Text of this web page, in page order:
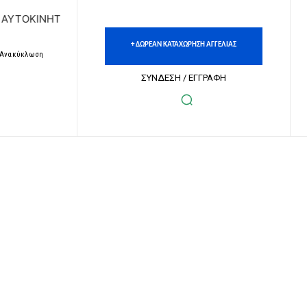
| ΔΩΡΕΑΝ ΚΑΤΑΧΩΡΗΣΗ ΑΓΓΕΛΙΩΝ ΑΚΙΝΗΤΩΝ &
Ανακύκλωση
+ ΔΩΡΕΑΝ ΚΑΤΑΧΩΡΗΣΗ ΑΓΓΕΛΙΑΣ
ΣΥΝΔΕΣΗ / ΕΓΓΡΑΦΗ